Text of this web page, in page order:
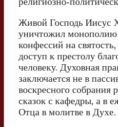
Живой Господь Иисус
уничтожил монополию
конфессий на
доступ к престолу
человеку. Духовная
заключается не в
воскресного собрания
сказок с кафедры, а в
Отца в молитве в Духе.